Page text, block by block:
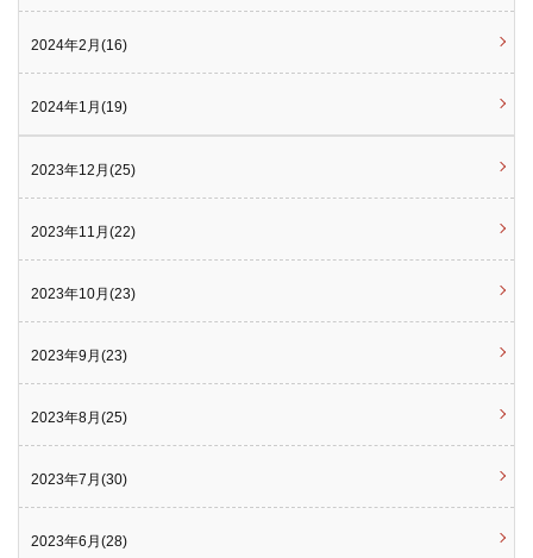
2024年2月(16)
2024年1月(19)
2023年12月(25)
2023年11月(22)
2023年10月(23)
2023年9月(23)
2023年8月(25)
2023年7月(30)
2023年6月(28)